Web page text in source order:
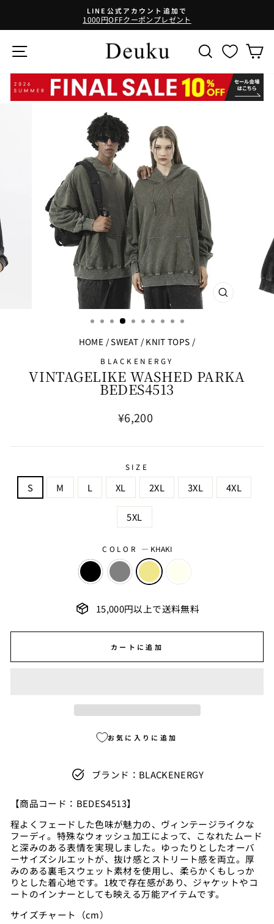
テ
LINE公式アカウント追加で
1000円OFFクーポンプレゼント
サイトナビゲーション SEARCH
閉
HOME /SWEAT / KNIT TOPS /
BLACKENERGY
VINTAGELIKE WASHED PARKA
BEDES4513
通
格
¥6,200
SIZE
S M L XL 2XL 3XL 4XL
5XL
COLOR — KHAKI
15,000円以上で送料無料
カートに追加
お気に入りに追加
ブランド：BLACKENERGY
【商品コード ：BEDES4513】
程よくフェードした色味が魅力の、ヴィンテージライクな
フーディ。特殊なウォッシュ加工によって、こなれたムード
と深みのある表情を実現しました。ゆったりとしたオーバ
ーサイズシルエットが、抜け感とストリート感を両立。厚
みのある裏毛スウェット素材を使用し、柔らかくもしっか
りとした着心地です。1枚で存在感があり、ジャケットやコ
ートのインナーとしても映える万能アイテムです。
サイズチャート（cm）